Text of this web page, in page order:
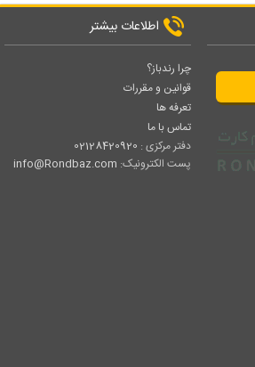
اطلاعات بیشتر
چرا رندباز؟
قوانین و مقررات
تعرفه ها
تماس با ما
دفتر مرکزی : 02128420920
پست الکترونیک: info@Rondbaz.com